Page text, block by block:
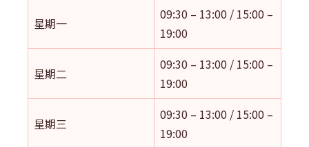
星期一
09:30 – 13:00 / 15:00 –
19:00
星期二
09:30 – 13:00 / 15:00 –
19:00
星期三
09:30 – 13:00 / 15:00 –
19:00